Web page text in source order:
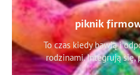
piknik
To czas kiedy bawią i
rodzinami. Integrują się,